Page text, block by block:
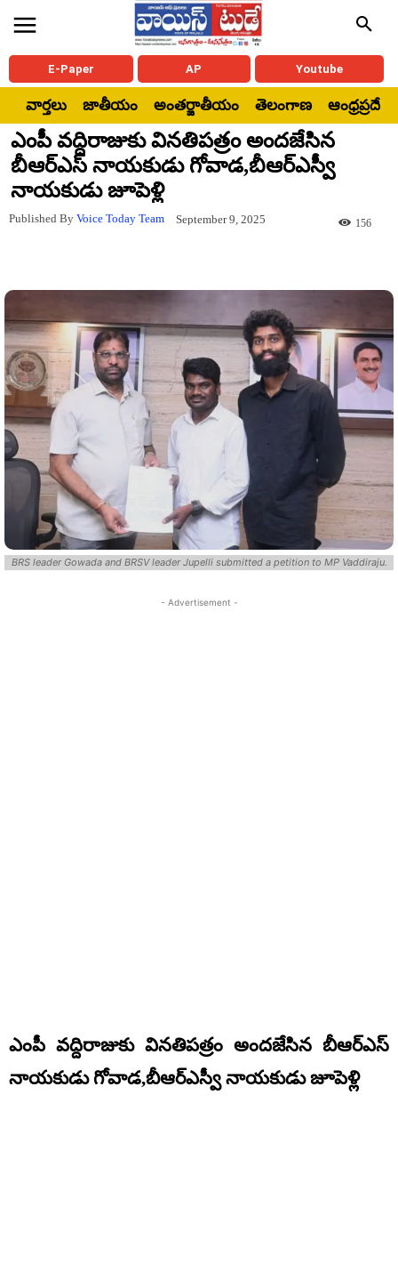
E-Paper AP Youtube
వార్తలు జాతీయం అంతర్జాతీయం తెలంగాణ ఆంధ్రప్రదేశ్
ఎంపీ వద్దిరాజుకు వినతిపత్రం అందజేసిన
బీఆర్ఎస్ నాయకుడు గోవాడ,బీఆర్ఎస్వీ
నాయకుడు జూపెళ్లి
Published By Voice Today Team September 9, 2025 156
BRS leader Gowada and BRSV leader Jupelli submitted a petition to MP Vaddiraju.
- Advertisement -
ఎంపీ వద్దిరాజుకు వినతిపత్రం అందజేసిన బీఆర్ఎస్
నాయకుడు గోవాడ,బీఆర్ఎస్వీ నాయకుడు జూపెళ్లి